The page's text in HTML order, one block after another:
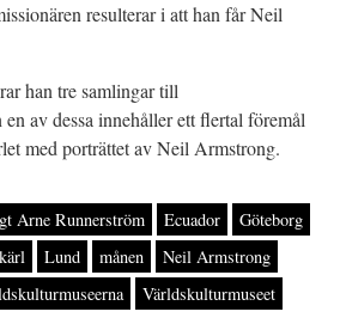
resulterar i att han får Neil
han tre samlingar till
av dessa innehåller ett flertal föremål
med porträttet av Neil Armstrong.
Arne Runnerström Ecuador
Göteborg
Lund månen
Neil Armstrong
Världskulturmuseet